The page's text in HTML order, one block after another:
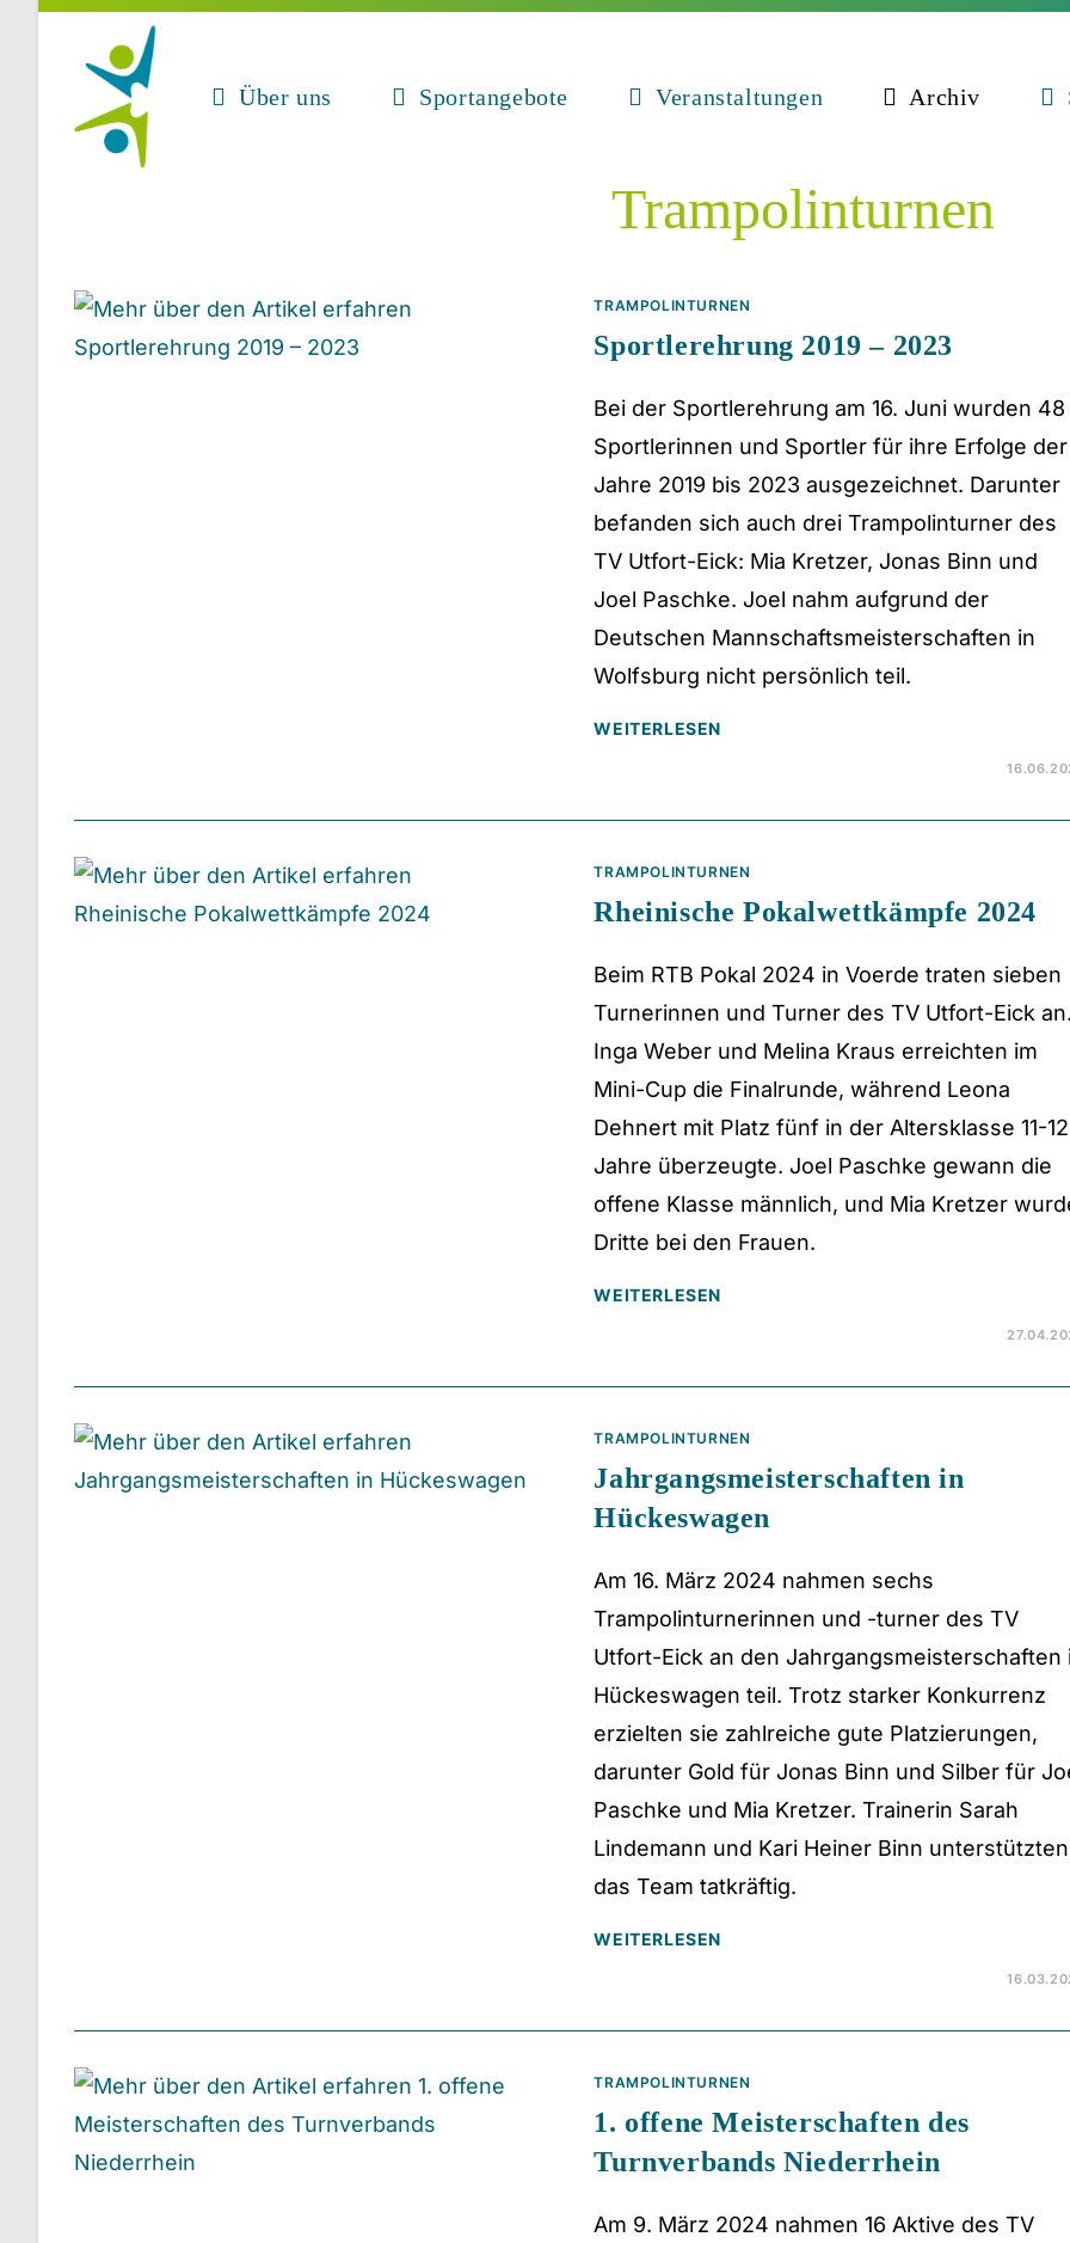
Über uns Sportangebote Veranstaltungen Archiv
Trampolinturnen
TRAMPOLINTURNEN
Sportlerehrung 2019 – 2023
Bei der Sportlerehrung am 16. Juni wurden 48
Sportlerinnen und Sportler für ihre Erfolge der
Jahre 2019 bis 2023 ausgezeichnet. Darunter
befanden sich auch drei Trampolinturner des
TV Utfort-Eick: Mia Kretzer, Jonas Binn und
Joel Paschke. Joel nahm aufgrund der
Deutschen Mannschaftsmeisterschaften in
Wolfsburg nicht persönlich teil.
WEITERLESEN
TRAMPOLINTURNEN
Rheinische Pokalwettkämpfe 2024
Beim RTB Pokal 2024 in Voerde traten sieben
Turnerinnen und Turner des TV Utfort-Eick
Inga Weber und Melina Kraus erreichten im
Mini-Cup die Finalrunde, während Leona
Dehnert mit Platz fünf in der Altersklasse 11-12
Jahre überzeugte. Joel Paschke gewann die
offene Klasse männlich, und Mia Kretzer
Dritte bei den Frauen.
WEITERLESEN
TRAMPOLINTURNEN
Jahrgangsmeisterschaften in
Hückeswagen
Am 16. März 2024 nahmen sechs
Trampolinturnerinnen und -turner des TV
Utfort-Eick an den Jahrgangsmeisterschaften
Hückeswagen teil. Trotz starker Konkurrenz
erzielten sie zahlreiche gute Platzierungen,
darunter Gold für Jonas Binn und Silber für
Paschke und Mia Kretzer. Trainerin Sarah
Lindemann und Kari Heiner Binn unterstützten
das Team tatkräftig.
WEITERLESEN
TRAMPOLINTURNEN
1. offene Meisterschaften des
Turnverbands Niederrhein
Am 9. März 2024 nahmen 16 Aktive des TV